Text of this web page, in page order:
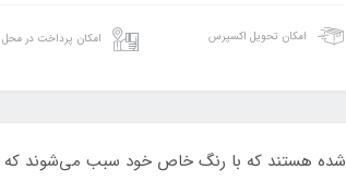
امکان تحویل اکسپرس امکان پرداخت در محل
شده هستند که با رنگ خاص خود سبب می‌شوند